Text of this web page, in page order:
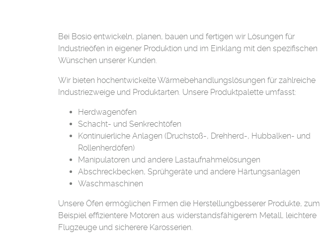
Bei Bosio entwickeln, planen, bauen und fertigen wir Lösungen für
Industrieöfen in eigener Produktion und im Einklang mit den spezifischen
Wünschen unserer Kunden.
Wir bieten hochentwickelte Wärmebehandlungslösungen für zahlreiche
Industriezweige und Produktarten. Unsere Produktpalette umfasst:
Herdwagenöfen
Schacht- und Senkrechtöfen
Kontinuierliche Anlagen (Druchstoß-, Drehherd-, Hubbalken- und
Rollenherdöfen)
Manipulatoren und andere Lastaufnahmelösungen
Abschreckbecken, Sprühgeräte und andere Härtungsanlagen
Waschmaschinen
Unsere Öfen ermöglichen Firmen die Herstellungbesserer Produkte, zum
Beispiel effizientere Motoren aus widerstandsfähigerem Metall, leichtere
Flugzeuge und sicherere Karosserien.